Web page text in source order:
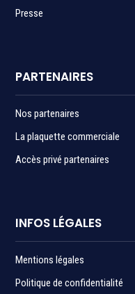
Presse
PARTENAIRES
Nos partenaires
La plaquette commerciale
Accès privé partenaires
INFOS LÉGALES
Mentions légales
Politique de confidentialité